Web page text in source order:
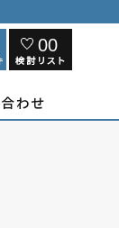
00